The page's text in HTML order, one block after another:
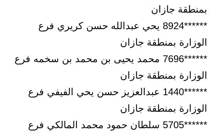
بمنطقة جازان
******8924 يحي عبدالله حسن كريري فرع
الوزارة بمنطقة جازان
******7696 محمد يحيى بن محمد بن سخمه فرع
الوزارة بمنطقة جازان
******1440 عبدالعزيز حسن يحي الفيفي فرع
الوزارة بمنطقة جازان
******5705 سلطان حمود محمد المالكي فرع